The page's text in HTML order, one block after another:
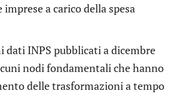
a carico della spesa
INPS pubblicati a dicembre
nodi fondamentali che hanno
delle trasformazioni a tempo